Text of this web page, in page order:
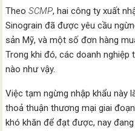
Theo SCMP, hai công ty xuất
Sinograin đã được yêu cầu
sản Mỹ, và một số đơn hàng
Trong khi đó, các doanh
nào như vậy.
Việc tạm ngừng nhập khẩu này
thoả thuận thương mại giai
khó khăn để đạt được, nay